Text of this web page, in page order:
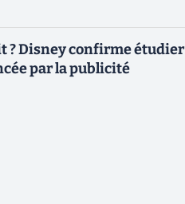
? Disney confirme étudier
par la publicité